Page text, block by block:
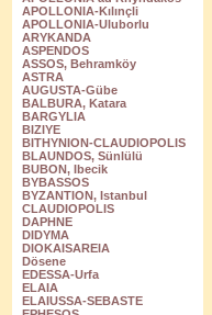
APOLLONIA-Kılınçli
APOLLONIA-Uluborlu
ARYKANDA
ASPENDOS
ASSOS, Behramköy
ASTRA
AUGUSTA-Gübe
BALBURA, Katara
BARGYLIA
BIZIYE
BITHYNION-CLAUDIOPOLIS
BLAUNDOS, Sünlülü
BUBON, Ibecik
BYBASSOS
BYZANTION, Istanbul
CLAUDIOPOLIS
DAPHNE
DIDYMA
DIOKAISAREIA
Dösene
EDESSA-Urfa
ELAIA
ELAIUSSA-SEBASTE